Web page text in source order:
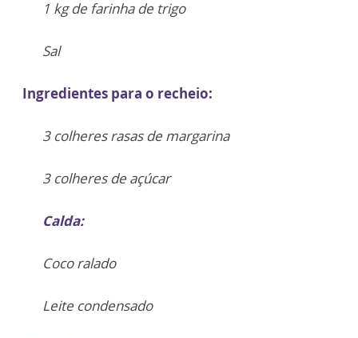
1 kg de farinha de trigo
Sal
Ingredientes para o recheio:
3 colheres rasas de margarina
3 colheres de açúcar
Calda:
Coco ralado
Leite condensado